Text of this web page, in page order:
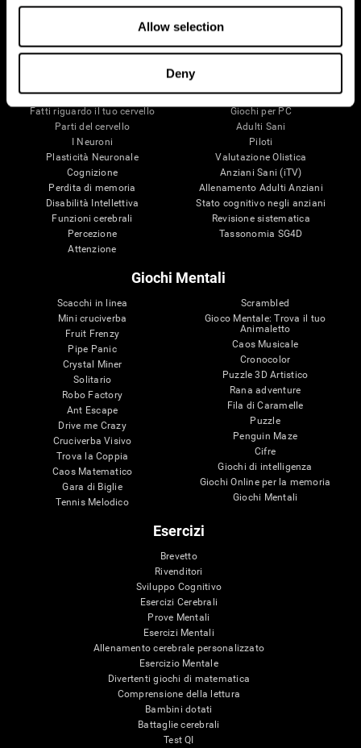
Allow selection
Deny
Mente e Cervello
Fatti riguardo il tuo cervello
Parti del cervello
I Neuroni
Plasticità Neuronale
Cognizione
Perdita di memoria
Disabilità Intellettiva
Funzioni cerebrali
Percezione
Attenzione
Convalida della terapia digitale
Giochi per PC
Adulti Sani
Piloti
Valutazione Olistica
Anziani Sani (iTV)
Allenamento Adulti Anziani
Stato cognitivo negli anziani
Revisione sistematica
Tassonomia SG4D
Giochi Mentali
Scacchi in linea
Mini cruciverba
Fruit Frenzy
Pipe Panic
Crystal Miner
Solitario
Robo Factory
Ant Escape
Drive me Crazy
Cruciverba Visivo
Trova la Coppia
Caos Matematico
Gara di Biglie
Tennis Melodico
Scrambled
Gioco Mentale: Trova il tuo
Animaletto
Caos Musicale
Cronocolor
Puzzle 3D Artistico
Rana adventure
Fila di Caramelle
Puzzle
Penguin Maze
Cifre
Giochi di intelligenza
Giochi Online per la memoria
Giochi Mentali
Esercizi
Brevetto
Rivenditori
Sviluppo Cognitivo
Esercizi Cerebrali
Prove Mentali
Esercizi Mentali
Allenamento cerebrale personalizzato
Esercizio Mentale
Divertenti giochi di matematica
Comprensione della lettura
Bambini dotati
Battaglie cerebrali
Test QI